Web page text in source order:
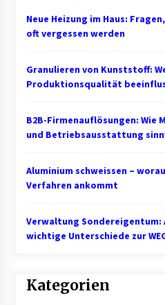
1.
behalten
Finde dein
3 Monaten ago
5 Monaten
5 Monaten
Neue Heizung im Haus:
oft vergessen werden
Granulieren von Kunststoff:
Produktionsqualität
B2B-Firmenauflösungen: Wie
und Betriebsausstattung
Aluminium schweissen –
Verfahren ankommt
Verwaltung Sondereigentum:
wichtige Unterschiede zur
Kategorien